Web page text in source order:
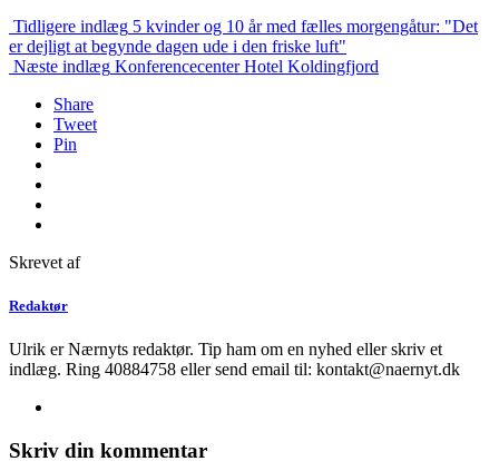
Tidligere indlæg 5 kvinder og 10 år med fælles morgengåtur: "Det
er dejligt at begynde dagen ude i den friske luft"
Næste indlæg Konferencecenter Hotel Koldingfjord
Share
Tweet
Pin
Skrevet af
Redaktør
Ulrik er Nærnyts redaktør. Tip ham om en nyhed eller skriv et
indlæg. Ring 40884758 eller send email til: kontakt@naernyt.dk
Skriv din kommentar